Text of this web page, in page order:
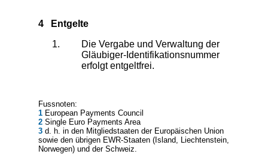
4 Entgelte
Die Vergabe und Verwaltung der
Gläubiger-Identifikationsnummer
erfolgt entgeltfrei.
Fussnoten:
1 European Payments Council
2 Single Euro Payments Area
3 d. h. in den Mitgliedstaaten der Europäischen Union
sowie den übrigen EWR-Staaten (Island, Liechtenstein,
Norwegen) und der Schweiz.